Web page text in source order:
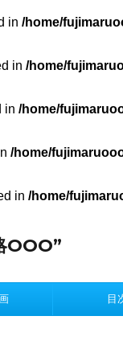
in /home/
in /home/
in /home/
/home/
in /home/
OOO”
目